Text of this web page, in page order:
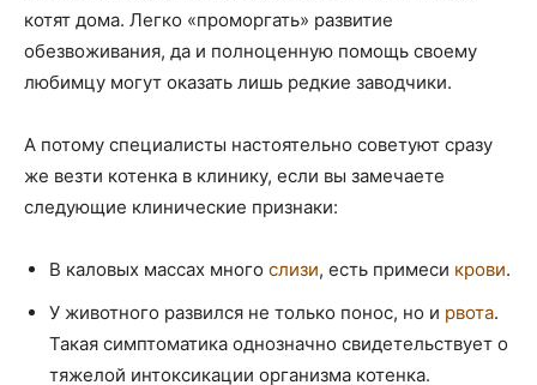
котят дома. Легко «проморгать» развитие
обезвоживания, да и полноценную помощь своему
любимцу могут оказать лишь редкие заводчики.
А потому специалисты настоятельно советуют сразу
же везти котенка в клинику, если вы замечаете
следующие клинические признаки:
В каловых массах много слизи, есть примеси крови.
У животного развился не только понос, но и рвота.
Такая симптоматика однозначно свидетельствует о
тяжелой интоксикации организма котенка.